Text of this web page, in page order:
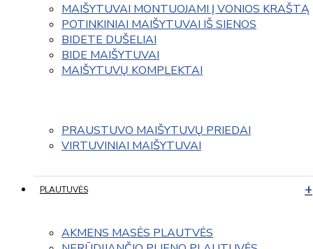
MAIŠYTUVAI MONTUOJAMI Į VONIOS KRAŠTĄ
POTINKINIAI MAIŠYTUVAI IŠ SIENOS
BIDETE DUŠELIAI
BIDE MAIŠYTUVAI
MAIŠYTUVŲ KOMPLEKTAI
PRAUSTUVO MAIŠYTUVŲ PRIEDAI
VIRTUVINIAI MAIŠYTUVAI
PLAUTUVĖS
AKMENS MASĖS PLAUTVĖS